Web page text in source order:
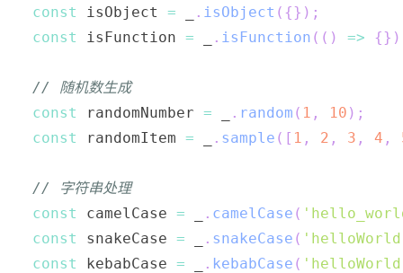
const isObject = . isObject ( {} ) ;
const
isFunction = . isFunction ( ( ) => {} )
// 随机数生成
const
randomNumber = . random ( 1 , 10 ) ;
const
randomItem = . sample ( [ 1 , 2 , 3 , 4 ,
// 字符串处理
const
camelCase = . camelCase (
const
snakeCase = . snakeCase (
const
kebabCase = . kebabCase (